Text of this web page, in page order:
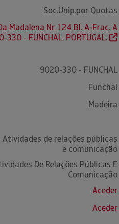
Soc.Unip.por Quotas
Madalena Nr. 124 Bl. A-Frac. A
330 - FUNCHAL. PORTUGAL.
9020-330 - FUNCHAL
Funchal
Madeira
de relações públicas
e comunicação
De Relações Públicas E
Comunicação
Aceder
Aceder